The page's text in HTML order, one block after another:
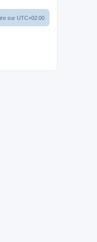
sur UTC+02:00